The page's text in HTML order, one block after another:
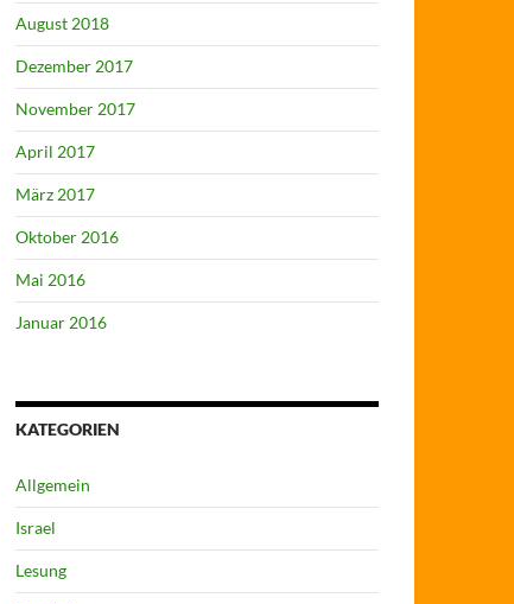
August 2018
Dezember 2017
November 2017
April 2017
März 2017
Oktober 2016
Mai 2016
Januar 2016
KATEGORIEN
Allgemein
Israel
Lesung